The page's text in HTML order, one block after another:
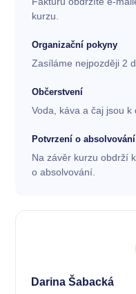
kurzu.
Organizační pokyny
Zasíláme nejpozději 2
Občerstvení
Voda, káva a čaj jsou k
Potvrzení o absolvování
Na závěr kurzu obdrží
o absolvování.
Darina Šabacká